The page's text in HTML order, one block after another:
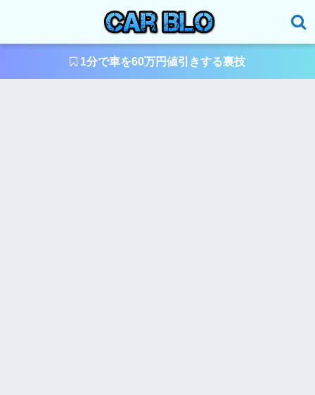
1分で車を60万円値引きする裏技